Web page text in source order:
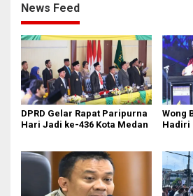
News Feed
DPRD Gelar Rapat Paripurna
Hari Jadi ke-436 Kota Medan
Wong
Hadiri